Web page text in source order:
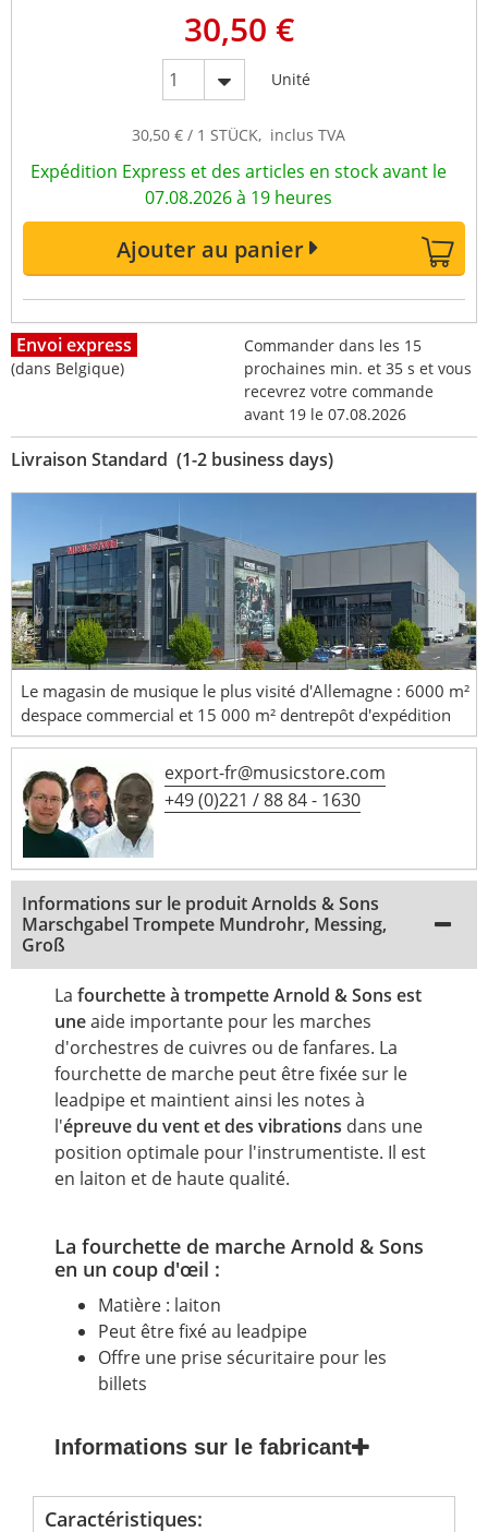
30,50 €
Unité
30,50 € / 1 STÜCK, inclus TVA
Expédition Express et des articles en stock avant le
07.08.2026 à 19 heures
Ajouter au panier
Envoi express
(dans Belgique)
Commander dans les 15
prochaines min. et 35 s et vous
recevrez votre commande
avant 19 le 07.08.2026
Livraison Standard (1-2 business days)
Le magasin de musique le plus visité d'Allemagne : 6000 m²
despace commercial et 15 000 m² dentrepôt d'expédition
export-fr@musicstore.com
+49 (0)221 / 88 84 - 1630
Informations sur le produit Arnolds & Sons
Marschgabel Trompete Mundrohr, Messing,
Groß
La fourchette à trompette Arnold & Sons est
uneaide importante pour les marches
d'orchestres de cuivres ou de fanfares. La
fourchette de marche peut être fixée sur le
leadpipe et maintient ainsi les notes à
l'épreuve du ventet des vibrations dans une
position optimale pour l'instrumentiste. Il est
en laiton et de haute qualité.
La fourchette de marche Arnold & Sons
en un coup d'œil :
Matière : laiton
Peut être fixé au leadpipe
Offre une prise sécuritaire pour les
billets
Informations sur le fabricant
Caractéristiques: